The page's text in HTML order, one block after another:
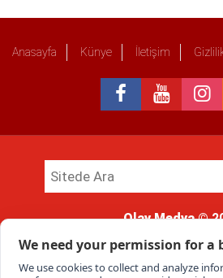
Anasayfa Künye İletişim
Olay Medya©
kullanımı hukuki